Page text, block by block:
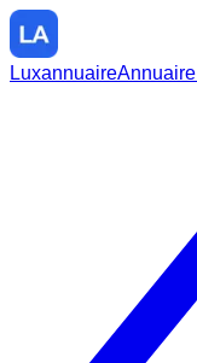
Luxannuaire